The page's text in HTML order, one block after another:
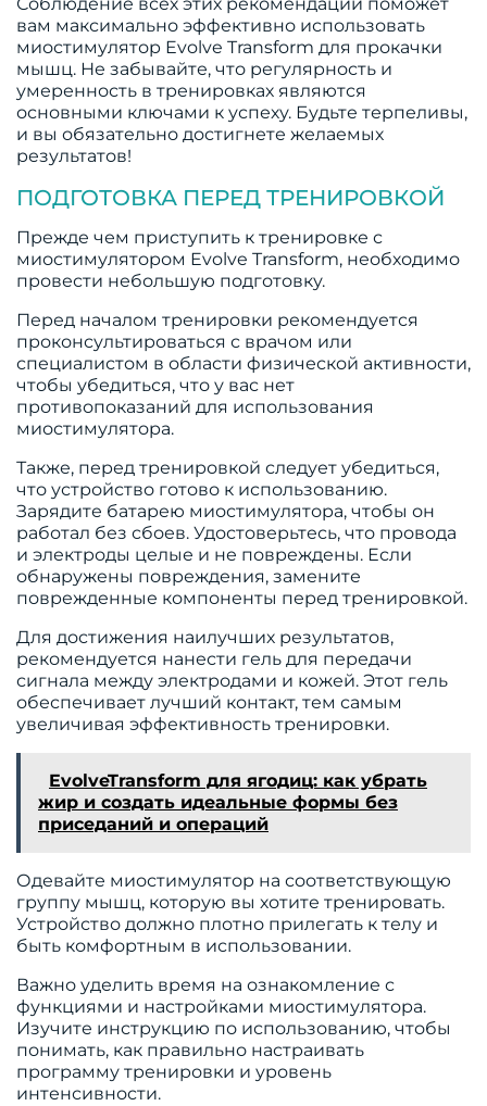
вам максимально эффективно использовать
миостимулятор Evolve Transform для прокачки
мышц. Не забывайте, что регулярность и
умеренность в тренировках являются
основными ключами к успеху. Будьте терпеливы,
и вы обязательно достигнете желаемых
результатов!
ПОДГОТОВКА ПЕРЕД ТРЕНИРОВКОЙ
Прежде чем приступить к тренировке с
миостимулятором Evolve Transform, необходимо
провести небольшую подготовку.
Перед началом тренировки рекомендуется
проконсультироваться с врачом или
специалистом в области физической активности,
чтобы убедиться, что у вас нет
противопоказаний для использования
миостимулятора.
Также, перед тренировкой следует убедиться,
что устройство готово к использованию.
Зарядите батарею миостимулятора, чтобы он
работал без сбоев. Удостоверьтесь, что провода
и электроды целые и не повреждены. Если
обнаружены повреждения, замените
поврежденные компоненты перед тренировкой.
Для достижения наилучших результатов,
рекомендуется нанести гель для передачи
сигнала между электродами и кожей. Этот гель
обеспечивает лучший контакт, тем самым
увеличивая эффективность тренировки.
EvolveTransform для ягодиц: как убрать
жир и создать идеальные формы без
приседаний и операций
Одевайте миостимулятор на соответствующую
группу мышц, которую вы хотите тренировать.
Устройство должно плотно прилегать к телу и
быть комфортным в использовании.
Важно уделить время на ознакомление с
функциями и настройками миостимулятора.
Изучите инструкцию по использованию, чтобы
понимать, как правильно настраивать
программу тренировки и уровень
интенсивности.